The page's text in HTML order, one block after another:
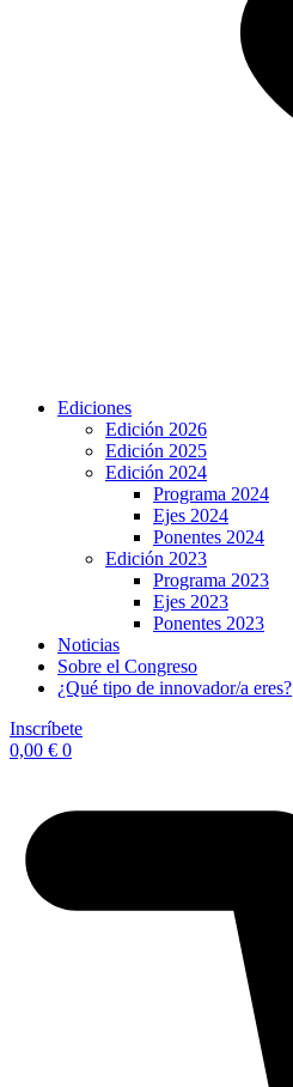
Ediciones
Edición 2026
Edición 2025
Edición 2024
Programa 2024
Ejes 2024
Ponentes 2024
Edición 2023
Programa 2023
Ejes 2023
Ponentes 2023
Noticias
Sobre el Congreso
¿Qué tipo de innovador/a eres?
Inscríbete
0,00 € 0